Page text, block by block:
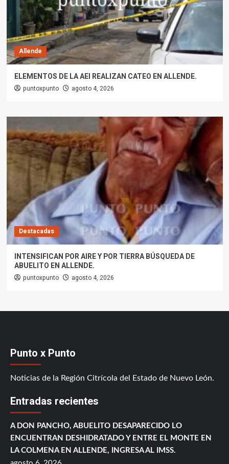
Allende
ELEMENTOS DE LA AEI REALIZAN CATEO EN ALLENDE.
puntoxpunto agosto 4, 2026
Destacadas
INTENSIFICAN POR AIRE Y POR TIERRA BÚSQUEDA DE
ABUELITO EN ALLENDE.
puntoxpunto agosto 4, 2026
Punto x Punto
Noticias de la Región Citrícola del Estado de Nuevo León.
Entradas recientes
A DON PANCHO, ABUELITO DESAPARECIDO LO
ENCUENTRAN DESHIDRATADO Y ENTRE EL MONTE EN
LA COLMENA EN ALLENDE, INGRESA AL IMSS.